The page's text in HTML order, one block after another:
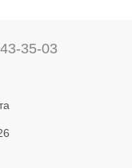
35-03